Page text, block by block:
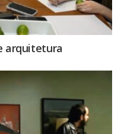
arquitetura